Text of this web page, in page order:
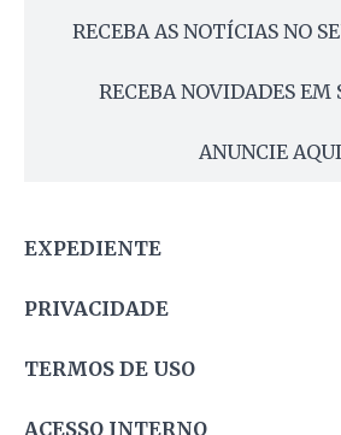
RECEBA AS NOTÍCIAS NO
RECEBA NOVIDADES EM
ANUNCIE AQUI
EXPEDIENTE
PRIVACIDADE
TERMOS DE USO
ACESSO INTERNO